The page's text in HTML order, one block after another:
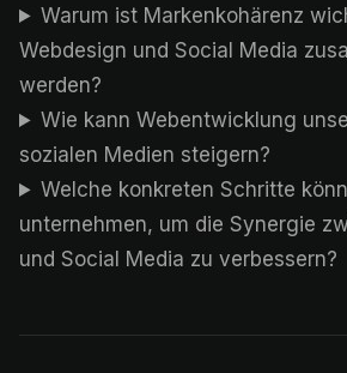
Warum ist Markenkohärenz
Webdesign und Social Media
werden?
Wie kann Webentwicklung
sozialen Medien steigern?
Welche konkreten Schritte
unternehmen, um die Synergie
und Social Media zu verbessern?